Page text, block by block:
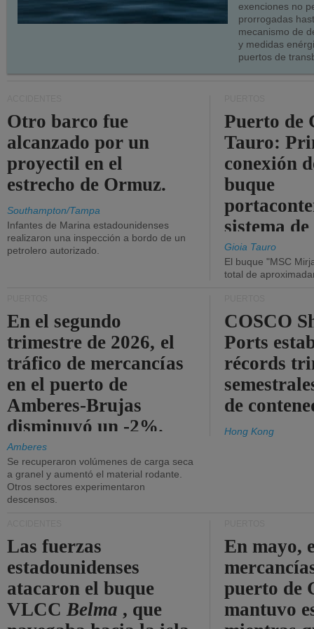
exenciones no
prorrogadas
mecanismo de
y medidas
puertos de
Otro barco fue
alcanzado por un
proyectil en el
estrecho de Ormuz.
Southampton/Tampa
Infantes de Marina estadounidenses
realizaron una inspección a bordo de un
petrolero autorizado.
Puerto de
Tauro:
conexión
buque
sistema
la red
Gioia Tauro
El buque "MSC
total de
En el segundo
trimestre de 2026, el
tráfico de mercancías
en el puerto de
Amberes-Brujas
disminuyó un -2%.
Amberes
Se recuperaron volúmenes de carga seca
a granel y aumentó el material rodante.
Otros sectores experimentaron
descensos.
COSCO
Ports
récords
de
Hong Kong
Las fuerzas
estadounidenses
atacaron el buque
VLCCBelma , que
En mayo,
puerto de
mantuvo